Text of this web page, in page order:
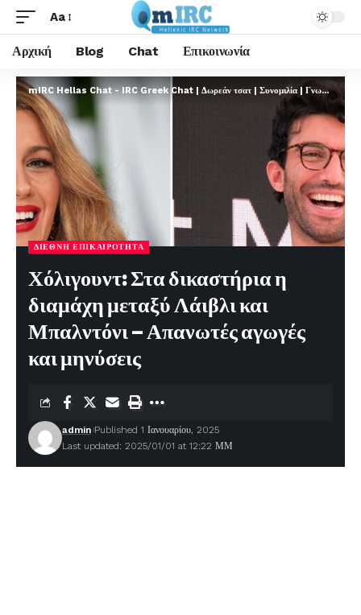
Aa
Αρχική Blog Chat Επικοινωνία
mIRC Hellas Chat - IRC Greek Chat | Δωρεάν τσατ | Συνομιλία | Γνωριμίες | FREE
ΔΙΕΘΝΉ ΕΠΙΚΑΙΡΌΤΗΤΑ
Χόλιγουντ: Στα δικαστήρια η
διαμάχη μεταξύ Λάιβλι και
Μπαλντόνι – Απανωτές αγωγές
και μηνύσεις
Last updated: 2025/01/01 at 12:22 ΜΜ
admin Published 1 Ιανουαρίου, 2025